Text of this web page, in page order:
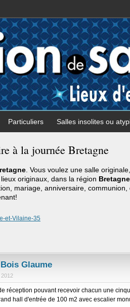
Particuliers Salles insolites ou
à la journée Bretagne
. Vous voulez une salle
originaux, dans la région Bretagne
mariage, anniversaire,
et-Vilaine-35
Glaume
réception pouvant recevoir chacun une
hall d'entrée de 100 m2 avec escalier